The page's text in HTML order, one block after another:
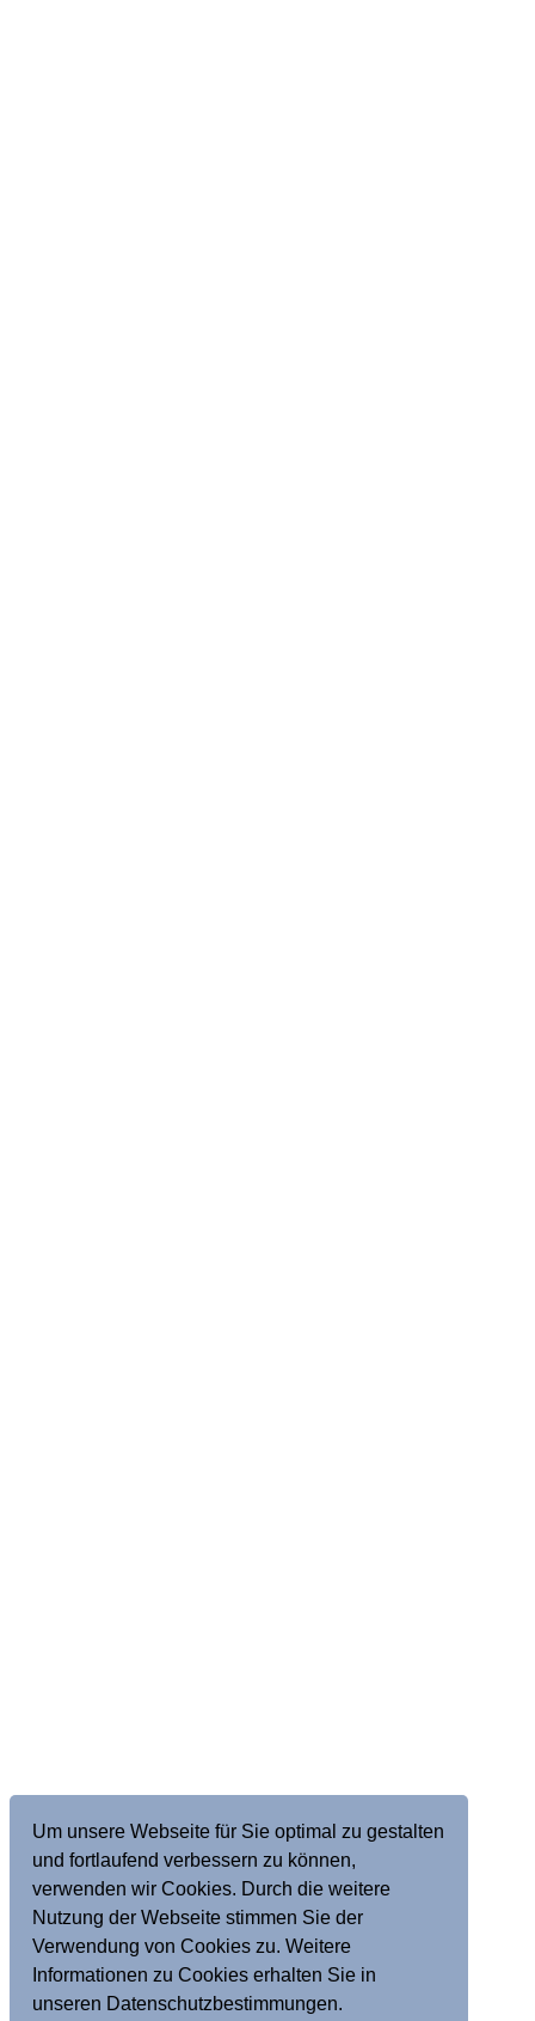
Um unsere Webseite für Sie optimal zu gestalten
und fortlaufend verbessern zu können,
verwenden wir Cookies. Durch die weitere
Nutzung der Webseite stimmen Sie der
Verwendung von Cookies zu. Weitere
Informationen zu Cookies erhalten Sie in
unseren Datenschutzbestimmungen.